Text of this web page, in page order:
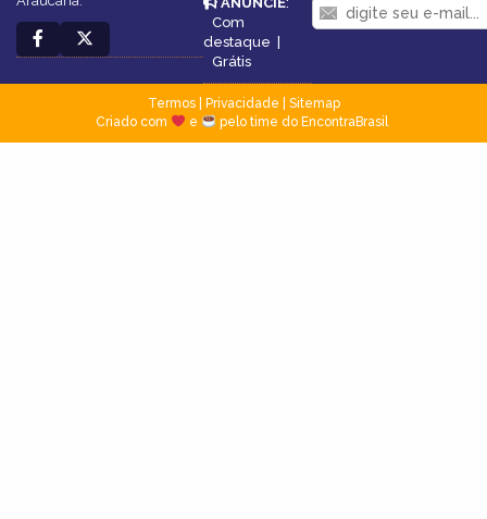
Com
destaque
Grátis
Termos| Privacidade
Sitemap
Criado com
e pelo time do EncontraBrasil